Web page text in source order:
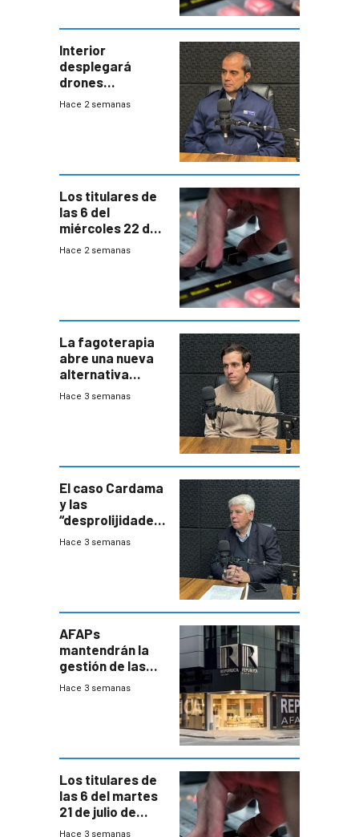
Interior
desplegará
drones
autónomos para
Hace 2 semanas
Los titulares de
las 6 del
miércoles 22 de
julio de 2026
Hace 2 semanas
La fagoterapia
abre una nueva
alternativa
contra bacterias
innovadora
Hace 3 semanas
El caso Cardama
y las
“desprolijidades”
que la
Hace 3 semanas
AFAPs
mantendrán la
gestión de las
cuentas
Hace 3 semanas
Los titulares de
las 6 del martes
21 de julio de
2026
Hace 3 semanas